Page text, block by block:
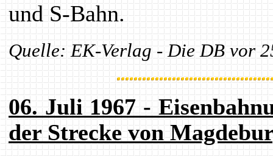
und S-Bahn.
Quelle: EK-Verlag - Die DB vor
06. Juli 1967 -
der Strecke von